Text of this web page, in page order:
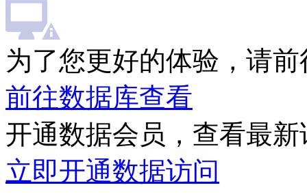
为了您更好的体验，请
前往数据库查看
开通数据会员，查看最
立即开通数据访问